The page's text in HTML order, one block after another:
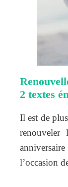
2 textes
Il est de
l’occasion